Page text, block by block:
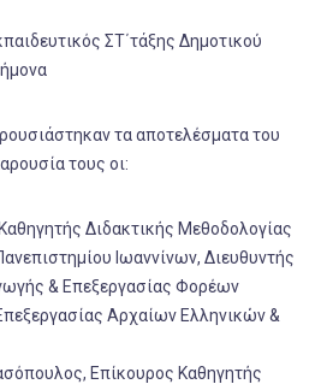
ΣΤ΄τάξης Δημοτικού
τα αποτελέσματα του
τους οι:
Διδακτικής Μεθοδολογίας
Ιωαννίνων, Διευθυντής
& Επεξεργασίας Φορέων
Αρχαίων Ελληνικών &
Επίκουρος Καθηγητής